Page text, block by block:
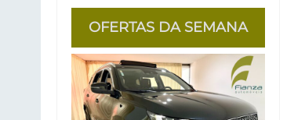
OFERTAS DA SEMANA